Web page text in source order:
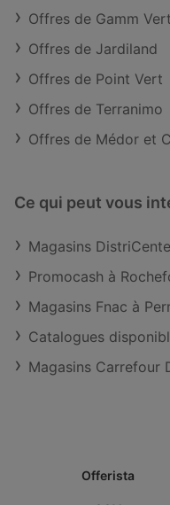
Offres de Gamm Vert
Offres de Jardiland
Offres de Point Vert
Offres de Terranimo
Offres de Médor et
Ce qui peut vous
Magasins
Promocash à
Magasins Fnac à
Catalogues
Magasins Carrefour
Offerista